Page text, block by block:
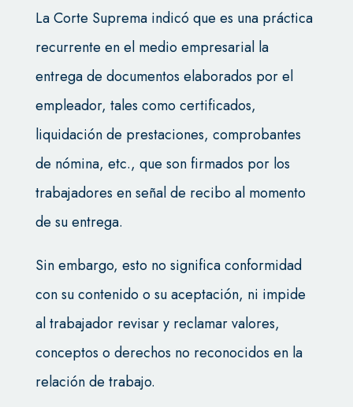
La Corte Suprema indicó que es una práctica
recurrente en el medio empresarial la
entrega de documentos elaborados por el
empleador, tales como certificados,
liquidación de prestaciones, comprobantes
de nómina, etc., que son firmados por los
trabajadores en señal de recibo al momento
de su entrega.
Sin embargo, esto no significa conformidad
con su contenido o su aceptación, ni impide
al trabajador revisar y reclamar valores,
conceptos o derechos no reconocidos en la
relación de trabajo.